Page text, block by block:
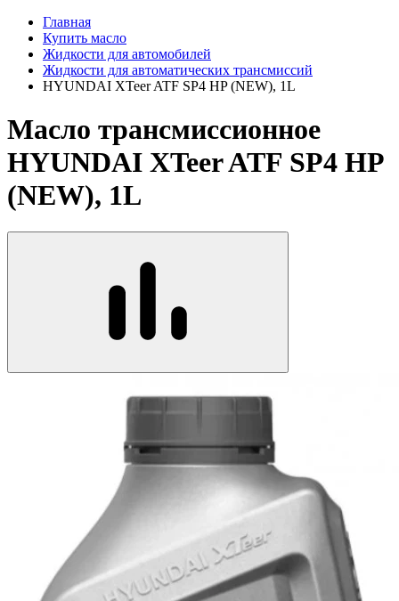
Главная
Купить масло
Жидкости для автомобилей
Жидкости для автоматических трансмиссий
HYUNDAI XTeer ATF SP4 HP (NEW), 1L
Масло трансмиссионное
HYUNDAI XTeer ATF SP4 HP
(NEW), 1L